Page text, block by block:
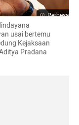
Perbesar
usai bertemu
Kejaksaan
Pradana